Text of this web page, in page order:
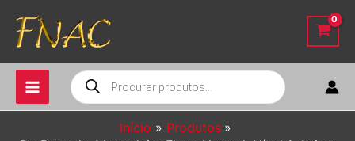
para
conteúdo
Pesquisar
produtos
Início
Produtos